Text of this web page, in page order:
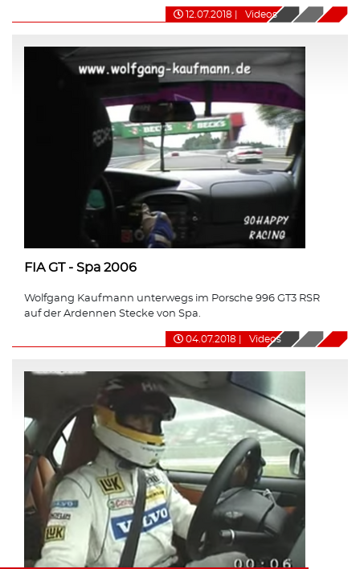
12.07.2018 Videos
FIA GT - Spa 2006
Wolfgang Kaufmann unterwegs im Porsche 996 GT3 RSR
auf der Ardennen Stecke von Spa.
04.07.2018 Videos